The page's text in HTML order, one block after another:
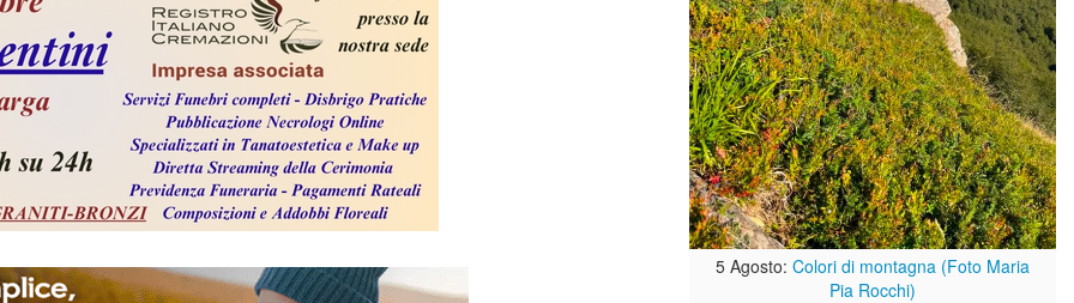
5 Agosto: Colori di montagna (Foto Maria
Pia Rocchi)